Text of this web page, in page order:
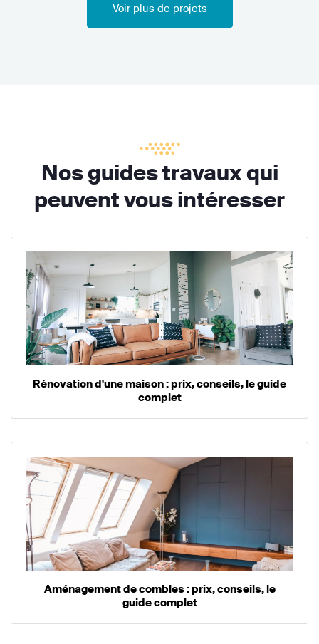
Voir plus de projets
Nos guides travaux qui
peuvent vous intéresser
Rénovation d'une maison : prix, conseils, le guide
complet
Aménagement de combles : prix, conseils, le
guide complet